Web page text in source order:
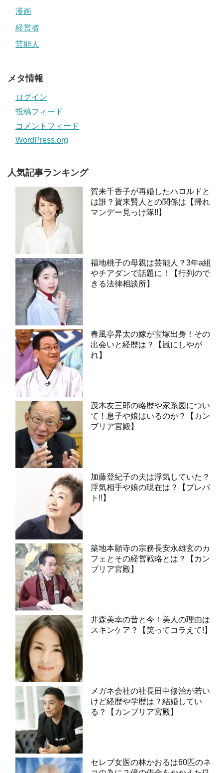
漫画
経営者
芸能人
メタ情報
ログイン
投稿フィード
コメントフィード
WordPress.org
人気記事ランキング
賀来千香子が再婚したハロルドと
は誰？賀来賢人との関係は【帰れ
マンデー見っけ隊!!】
福地桃子の母親は芸能人？3年a組
やチアダンで話題に！【行列ので
きる法律相談所】
春風亭昇太の嫁が宝塚出身！その
出会いと経歴は？【嵐にしやが
れ】
茂木友三郎の略歴や家系図につい
て！息子や娘はいるのか？【カン
ブリア宮殿】
加藤登紀子の夫は浮気していた？
浮気相手や娘の現在は？【プレバ
ト!!】
築地本願寺の宗務長安永雄玄のカ
フェとその経営戦略とは？【カン
ブリア宮殿】
井森美幸の昔と今！美人の理由は
スキンケア？【笑ってコラえて!】
メガネ会社の社長田中修治が若い
けど経歴や学歴は？結婚してい
る？【カンブリア宮殿】
セレブ女医の林かおるは60匹のネ